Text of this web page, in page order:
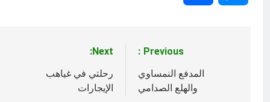
المقالات
Previous:
المدفع النمساوي
والهلع الصدامي
Next:
رحلتي في غياهب
الإيجارات